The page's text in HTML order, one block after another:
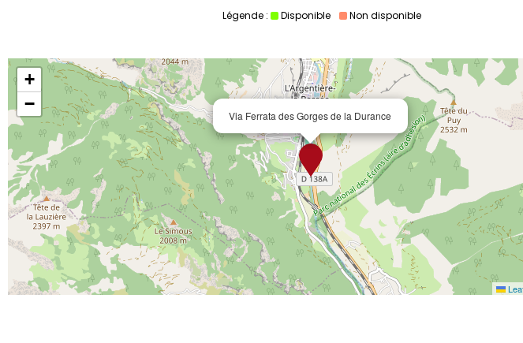
Légende : Disponible Non disponible
Via Ferrata des Gorges de la Durance
+
−